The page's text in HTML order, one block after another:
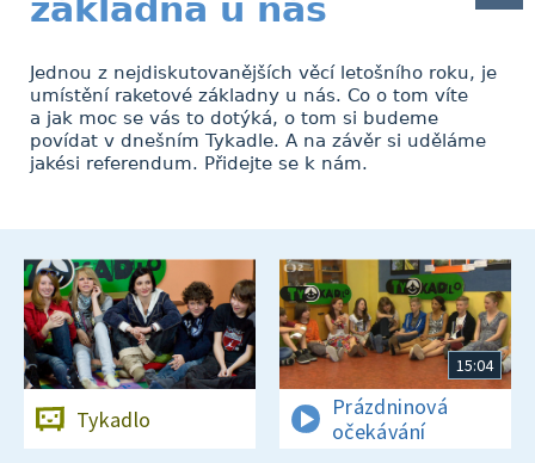
základna u nás
Jednou z nejdiskutovanějších věcí letošního roku, je
umístění raketové základny u nás. Co o tom víte
a jak moc se vás to dotýká, o tom si budeme
povídat v dnešním Tykadle. A na závěr si uděláme
jakési referendum. Přidejte se k nám.
Tykadlo
15:04
Prázdninová
očekávání